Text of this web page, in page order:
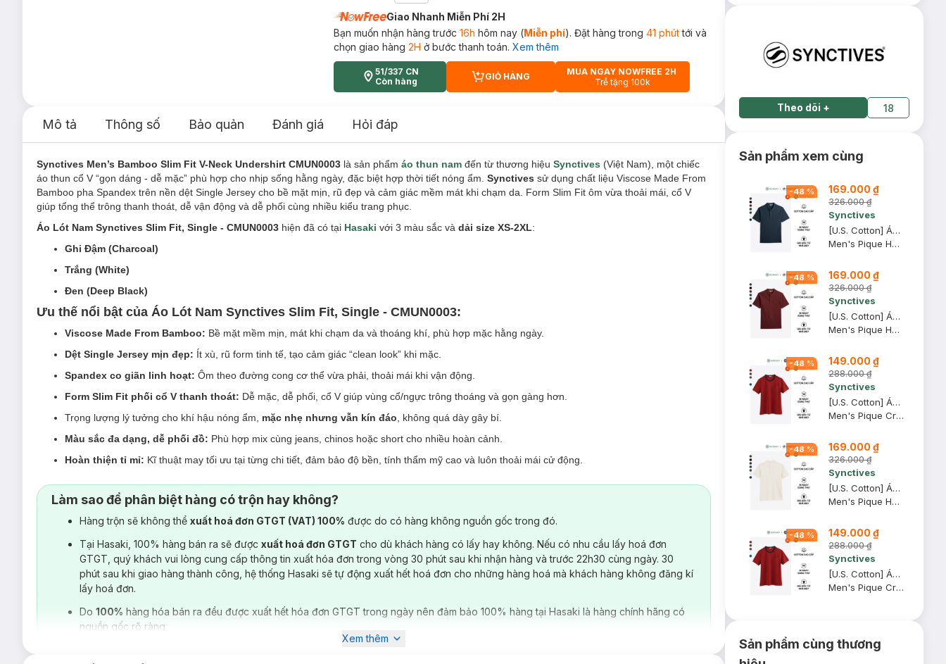
Giao Nhanh Miễn Phí 2H
Bạn muốn nhận hàng trước 16h hôm nay (Miễn phí). Đặt hàng trong 41 phúttới và
chọn giao hàng 2H ở bước thanh toán. Xem thêm
51/337 CN
Còn hàng
CART PLUS ICON
GIỎ HÀNG
MUA NGAY NOWFREE 2H
Trễ tặng 100k
Mô tả Thông số Bảo quản Đánh giá Hỏi đáp
Synctives Men’s Bamboo Slim Fit V-Neck Undershirt CMUN0003 là sản phẩm áo thun nam đến từ thương hiệu Synctives (Việt Nam), một chiếc
áo thun cổ V “gọn dáng - dễ mặc” phù hợp cho nhịp sống hằng ngày, đặc biệt hợp thời tiết nóng ẩm. Synctives sử dụng chất liệu Viscose Made From
Bamboo pha Spandex trên nền dệt Single Jersey cho bề mặt mịn, rũ đẹp và cảm giác mềm mát khi chạm da. Form Slim Fit ôm vừa thoải mái, cổ V
giúp tổng thể trông thanh thoát, dễ vận động và dễ phối cùng nhiều kiểu trang phục.
Áo Lót Nam Synctives Slim Fit, Single - CMUN0003 hiện đã có tại Hasaki với 3 màu sắc và dải size XS-2XL:
Ghi Đậm (Charcoal)
Trắng (White)
Đen (Deep Black)
Ưu thế nổi bật của Áo Lót Nam Synctives Slim Fit, Single - CMUN0003:
Viscose Made From Bamboo: Bề mặt mềm mịn, mát khi chạm da và thoáng khí, phù hợp mặc hằng ngày.
Dệt Single Jersey mịn đẹp: Ít xù, rũ form tinh tế, tạo cảm giác “clean look” khi mặc.
Spandex co giãn linh hoạt: Ôm theo đường cong cơ thể vừa phải, thoải mái khi vận động.
Form Slim Fit phối cổ V thanh thoát: Dễ mặc, dễ phối, cổ V giúp vùng cổ/ngực trông thoáng và gọn gàng hơn.
Trọng lượng lý tưởng cho khí hậu nóng ẩm, mặc nhẹ nhưng vẫn kín đáo , không quá dày gây bí.
Màu sắc đa dạng, dễ phối đồ: Phù hợp mix cùng jeans, chinos hoặc short cho nhiều hoàn cảnh.
Hoàn thiện tỉ mỉ: Kĩ thuật may tối ưu tại từng chi tiết, đảm bảo độ bền, tính thẩm mỹ cao và luôn thoải mái cử động.
Làm sao để phân biệt hàng có trộn hay không?
Hàng trộn sẽ không thể xuất hoá đơn GTGT (VAT) 100% được do có hàng không nguồn gốc trong đó.
Tại Hasaki, 100% hàng bán ra sẽ được xuất hoá đơn GTGT cho dù khách hàng có lấy hay không. Nếu có nhu cầu lấy hoá đơn
GTGT, quý khách vui lòng cung cấp thông tin xuất hóa đơn trong vòng 30 phút sau khi nhận hàng và trước 22h30 cùng ngày. 30
phút sau khi giao hàng thành công, hệ thống Hasaki sẽ tự động xuất hết hoá đơn cho những hàng hoá mà khách hàng không đăng kí
lấy hoá đơn.
Do 100% hàng hóa bán ra đều được xuất hết hóa đơn GTGT trong ngày nên đảm bảo 100% hàng tại Hasaki là hàng chính hãng có
nguồn gốc rõ ràng.
Xem thêm
Theo dõi + 18
Sản phẩm xem cùng
-48 % 169.000 ₫
326.000 ₫
Synctives
[U.S. Cotton] Áo Thun Nam Synctives Cổ Henlay Regular Fit, Xanh Ðen, M - CMTS07
Men's Pique Henley T-shirt
-48 % 169.000 ₫
326.000 ₫
Synctives
[U.S. Cotton] Áo Thun Nam Synctives Cổ Henlay Regular Fit, Ðỏ, M - CMTS07
Men's Pique Henley T-shirt
-48 % 149.000 ₫
288.000 ₫
Synctives
[U.S. Cotton] Áo Thun Nam Synctives Regular Fit, Ðỏ, S - CMTS06
Men's Pique Crew-neck T-shirt
-48 % 169.000 ₫
326.000 ₫
Synctives
[U.S. Cotton] Áo Thun Nam Synctives Cổ Henlay Regular Fit, Kem, XS - CMTS07
Men's Pique Henley T-shirt
-48 % 149.000 ₫
288.000 ₫
Synctives
[U.S. Cotton] Áo Thun Nam Synctives Regular Fit, Ðỏ, XS - CMTS06
Men's Pique Crew-neck T-shirt
Sản phẩm cùng thương